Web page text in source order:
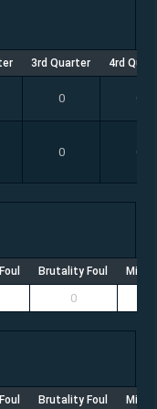
3rd Quarter 4rd
0 0
0 0
Brutality Foul
0
Brutality Foul